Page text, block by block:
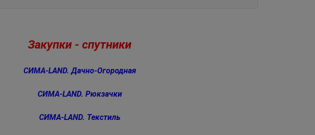
Закупки - спутники
СИМА-LAND. Дачно-Огородная
СИМА-LAND. Рюкзачки
СИМА-LAND. Текстиль